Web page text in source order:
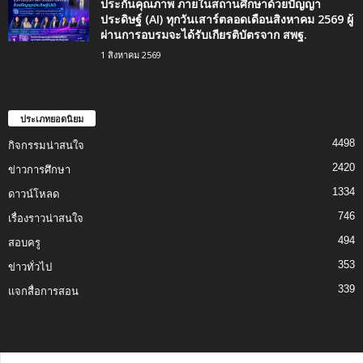
ประกันคุณภาพ ภายในสถานศึกษาด้วยปัญญา
ประดิษฐ์ (AI) ทุกวันเสาร์ตลอดเดือนสิงหาคม 2569 ผู้
ผ่านการอบรมจะได้รับเกียรติบัตรจาก สพฐ.
1 สิงหาคม 2569
ประเภทยอดนิยม
กิจกรรมน่าสนใจ 4498
ข่าวการศึกษา 2420
ดาวน์โหลด 1334
เรื่องราวน่าสนใจ 746
สอบครู 494
ข่าวทั่วไป 353
แจกสื่อการสอน 339